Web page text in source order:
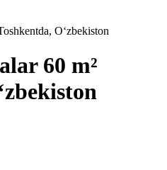
Oʻzbekiston
60 m²